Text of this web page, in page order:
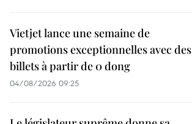
Vietjet lance une semaine de
promotions exceptionnelles avec des
billets à partir de 0 dong
04/08/2026 09:25